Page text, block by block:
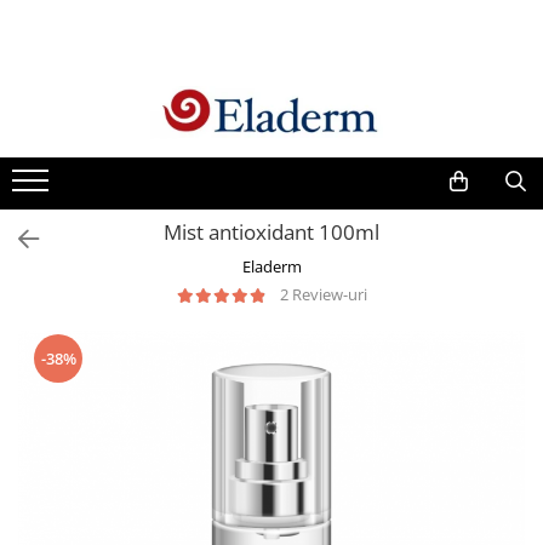
Vezi toate produsele
Creme cu protectie solara
Produse Antirid
Produse Hidratante
Produse Anti sebum
Produse Antiacnee
Mist antioxidant 100ml
Eladerm
2 Review-uri
-38%